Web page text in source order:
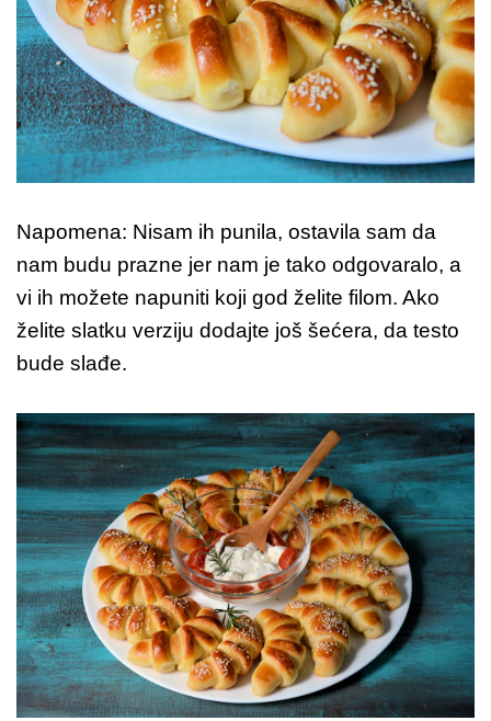
Napomena: Nisam ih punila, ostavila sam da
nam budu prazne jer nam je tako odgovaralo, a
vi ih možete napuniti koji god želite filom. Ako
želite slatku verziju dodajte još šećera, da testo
bude slađe.